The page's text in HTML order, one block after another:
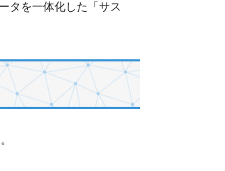
タを一体化した「サス